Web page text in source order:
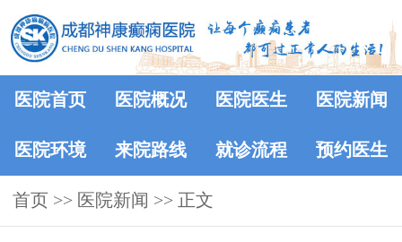
医院首页 医院概况 医院医生 医院新闻
医院环境 来院路线 就诊流程 预约医生
首页 >> 医院新闻 >> 正文